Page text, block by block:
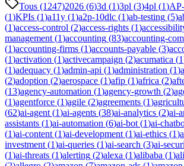
Tous (1247)2026 (6)3d (1)3pl (3)4pl (1)
(1)KPIs (1)a11y (1)a2p-10dlc (1)ab-testing (5)
(1)access-control (2)access-rights (1)
management (1)accounting (83)accounting-
(1)accounting-firms (1)accounts-payable (3)
(1)activation (1)activecampaign (2)acumatica (1
(1)adequacy (1)admin-api (1)administration (1)
(2)adoption (2)aerospace (1)afip (1)africa (2)
(13)agency-automation (1)agency-growth (2)
(1)agentforce (1)agile (2)agreements (1)
(62)ai-agent (1)ai-agents (38)ai-analytics (2)ai-
assistants (1)ai-automation (6)ai-bot (1)ai-
(1)ai-content (1)ai-development (1)ai-ethics (1)
investment (1)ai-queries (1)ai-search (3)ai-
(1)ai-threats (1)alerting (2)alexa (1)alibaba (1)